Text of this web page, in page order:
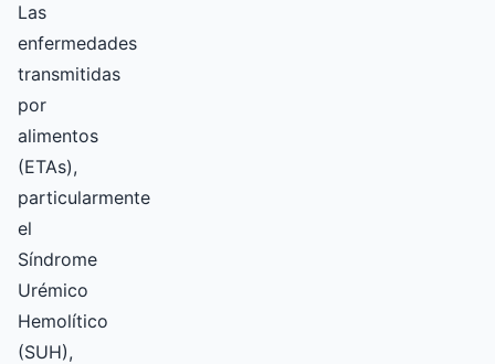
Las
enfermedades
transmitidas
por
alimentos
(ETAs),
particularmente
el
Síndrome
Urémico
Hemolítico
(SUH),